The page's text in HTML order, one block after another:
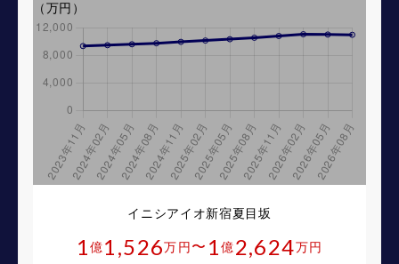
イニシアイオ新宿夏目坂
1億1,526万円 〜 1億2,624万円
（万円）